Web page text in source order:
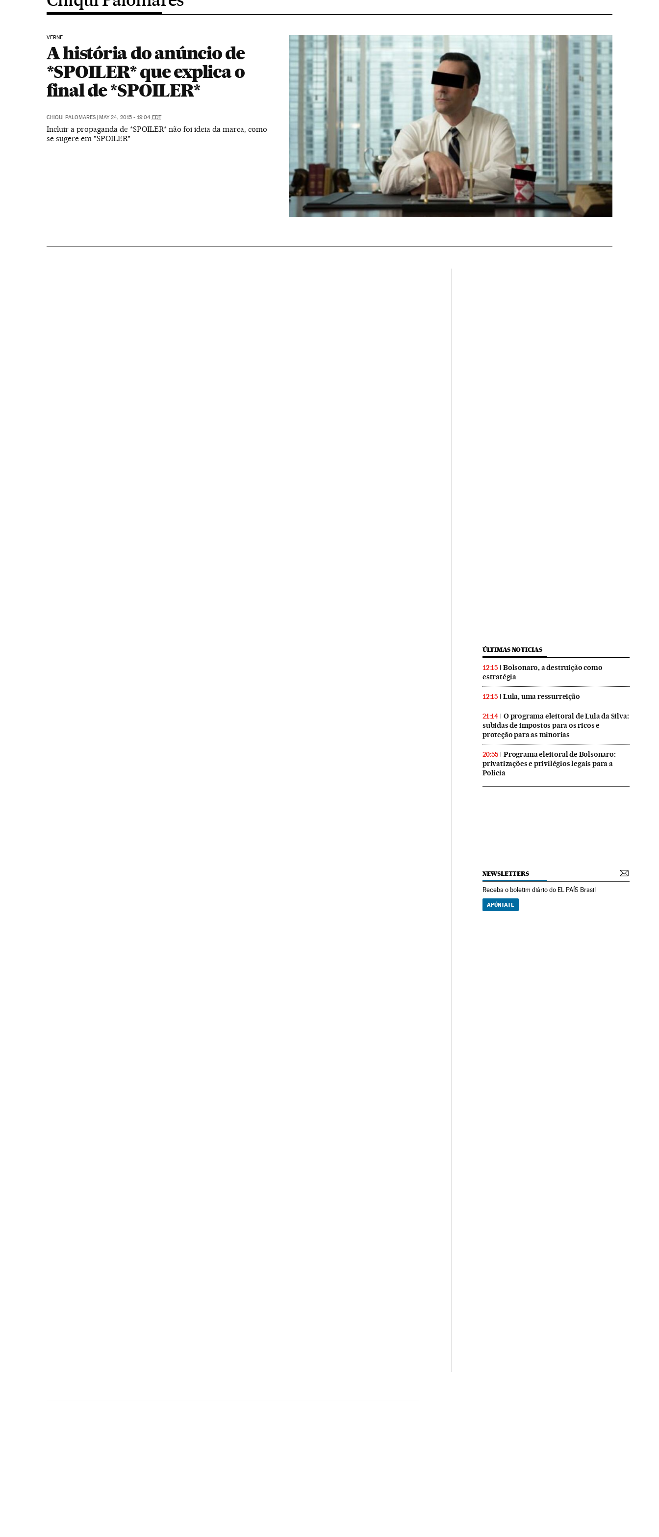
VERNE
A história do anúncio de
*SPOILER* que explica o
final de *SPOILER*
CHIQUI PALOMARES | MAY 24, 2015 - 19:04 EDT
Incluir a propaganda de *SPOILER* não foi ideia da marca, como
se sugere em *SPOILER*
ÚLTIMAS NOTICIAS
12:15
Bolsonaro, a destruição como
estratégia
12:15 Lula, uma ressurreição
21:14
O programa eleitoral de Lula da Silva:
subidas de impostos para os ricos e
proteção para as minorias
20:55
Programa eleitoral de Bolsonaro:
privatizações e privilégios legais para a
Polícia
NEWSLETTERS
Receba o boletim diário do EL PAÍS Brasil
APÚNTATE